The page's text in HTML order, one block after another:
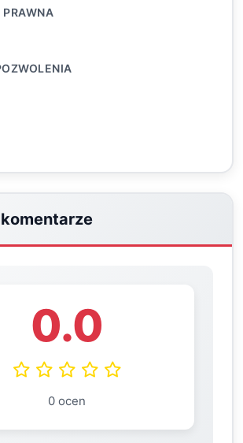
PRAWNA
0.0
0 ocen